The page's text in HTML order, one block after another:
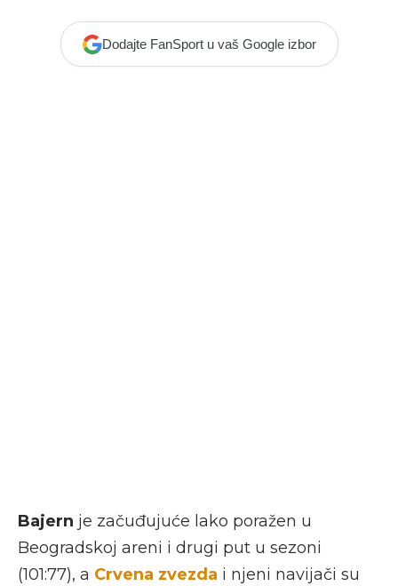
Dodajte FanSport u vaš Google izbor
Bajern je začuđujuće lako poražen u
Beogradskoj areni i drugi put u sezoni
(101:77), a Crvena zvezda i njeni navijači su